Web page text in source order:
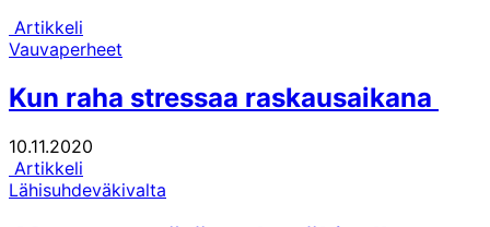
Artikkeli
Vauvaperheet
Kun raha stressaa raskausaikana
10.11.2020
Artikkeli
Lähisuhdeväkivalta